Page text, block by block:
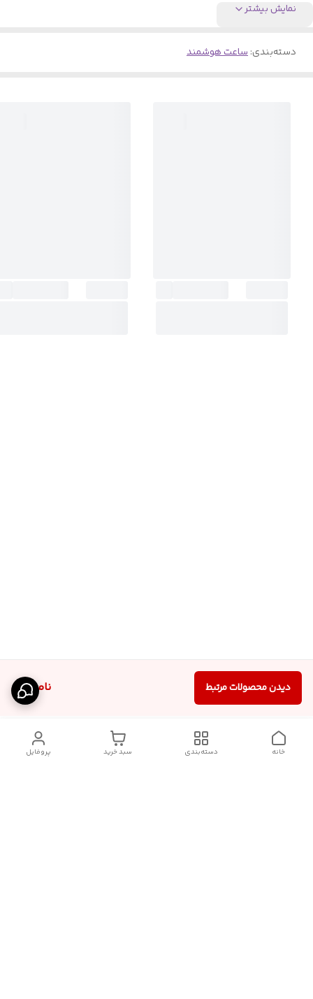
ناموجود دیدن محصولات مرتبط
نمایش بیشتر
دسته‌بندی:ساعت هوشمند
پروفایل سبد خرید دسته‌بندی خانه